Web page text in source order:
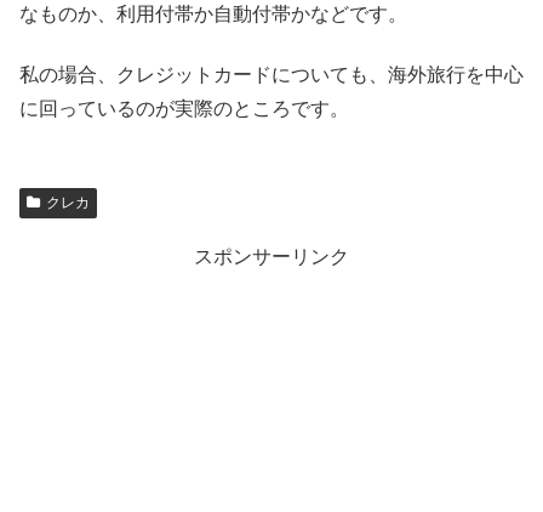
なものか、利用付帯か自動付帯かなどです。
私の場合、クレジットカードについても、海外旅行を中心
に回っているのが実際のところです。
クレカ
スポンサーリンク